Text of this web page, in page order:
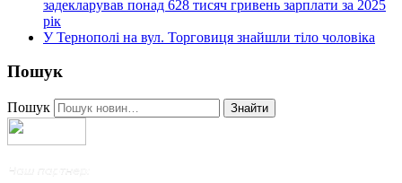
задекларував понад 628 тисяч гривень зарплати за 2025
рік
У Тернополі на вул. Торговиця знайшли тіло чоловіка
Пошук
Пошук Знайти